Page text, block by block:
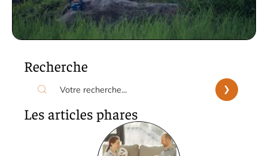
Recherche
Les articles phares